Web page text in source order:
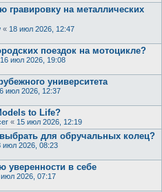
гравировку на металлических
« 18 июл 2026, 12:47
поездок на мотоцикле?
16 июл 2026, 19:08
университета
июл 2026, 12:37
to Life?
« 15 июл 2026, 12:19
для обручальных колец?
июл 2026, 08:23
уверенности в себе
июл 2026, 07:17